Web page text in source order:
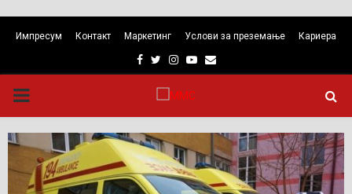
Импресум Контакт Маркетинг Услови за преземање Кариера
Facebook
TwitterInstagram
Youtube
Email
PRIMARY
MENU